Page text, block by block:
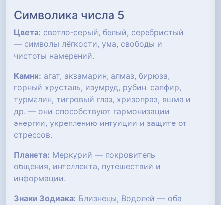
Символика числа 5
Цвета: светло-серый, белый, серебристый
— символы лёгкости, ума, свободы и
чистоты намерений.
Камни: агат, аквамарин, алмаз, бирюза,
горный хрусталь, изумруд, рубин, сапфир,
турмалин, тигровый глаз, хризопраз, яшма и
др. — они способствуют гармонизации
энергии, укреплению интуиции и защите от
стрессов.
Планета: Меркурий — покровитель
общения, интеллекта, путешествий и
информации.
Знаки Зодиака: Близнецы, Водолей — оба